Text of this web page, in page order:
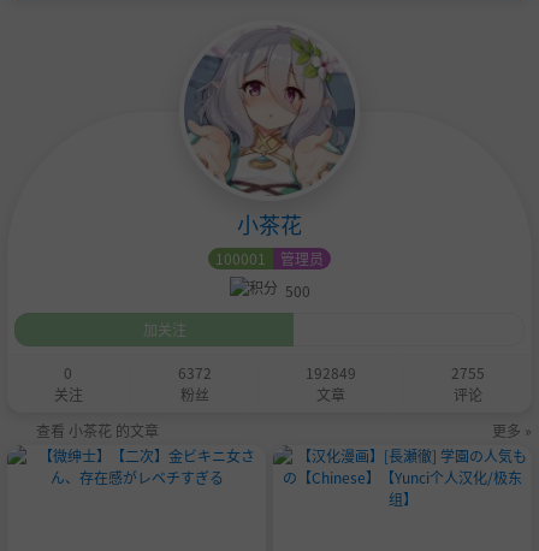
小茶花
100001
管理员
500
加关注
0
关注
6372
粉丝
192849
文章
2755
评论
查看 小茶花 的文章
更多 »